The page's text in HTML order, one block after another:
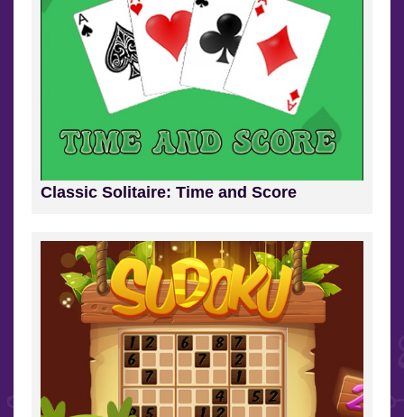
Classic Solitaire: Time and Score